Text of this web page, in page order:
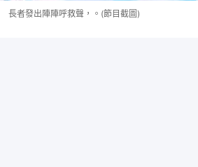
長者發出陣陣呼救聲，。(節目截圖)